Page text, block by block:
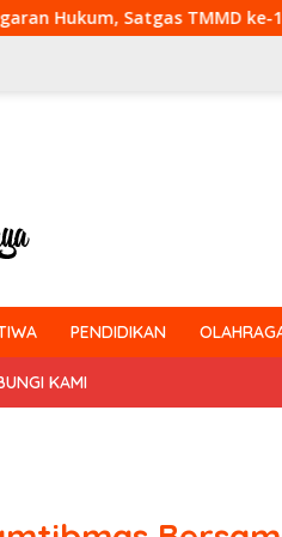
129 Kodim 0313/KPR Gelar
PENDIDIKAN
KAMI